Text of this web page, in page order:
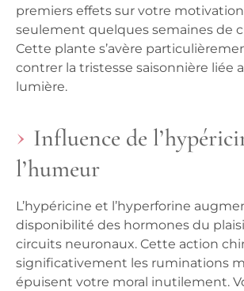
premiers effets sur votre
seulement quelques semaines de
Cette plante s’avère
contrer la tristesse saisonnière liée
lumière.
Influence de
l’humeur
L’hypéricine et l’hyperforine
disponibilité des hormones du
circuits neuronaux. Cette action
significativement les ruminations
épuisent votre moral inutilement.